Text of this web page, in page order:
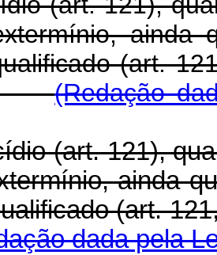
ainda
(art.
(Redação
(art. 121),
ainda
(art.
dada pela